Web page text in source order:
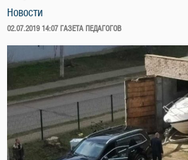
Новости
ОПУБЛИКОВАНО
02.07.2019 14:07 ГАЗЕТА ПЕДАГОГОВ